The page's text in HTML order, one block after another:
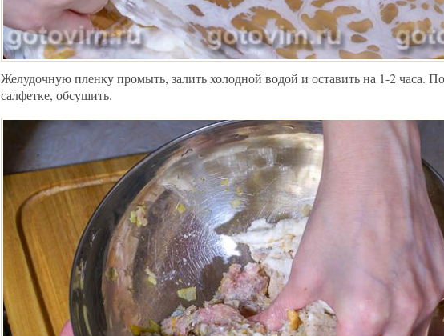
Желудочную пленку промыть, залить холодной водой и оставить на 1-2 часа.
салфетке, обсушить.